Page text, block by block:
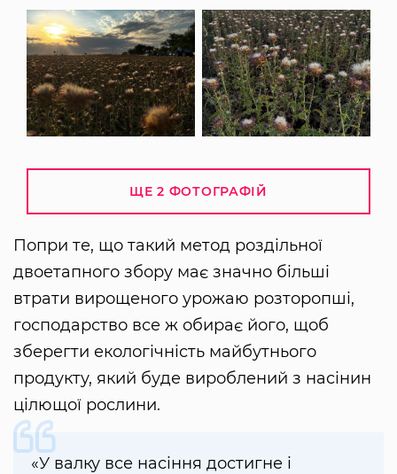
ЩЕ 2 ФОТОГРАФІЙ
Попри те, що такий метод роздільної
двоетапного збору має значно більші
втрати вирощеного урожаю розторопші,
господарство все ж обирає його, щоб
зберегти екологічність майбутнього
продукту, який буде вироблений з насінин
цілющої рослини.
«У валку все насіння достигне і